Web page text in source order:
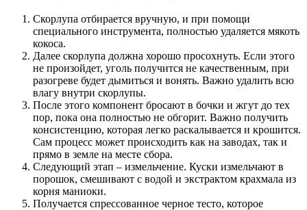
Скорлупа отбирается вручную, и при помощи
специального инструмента, полностью удаляется мякоть
кокоса.
Далее скорлупа должна хорошо просохнуть. Если этого
не произойдет, уголь получится не качественным, при
разогреве будет дымиться и вонять. Важно удалить всю
влагу внутри скорлупы.
После этого компонент бросают в бочки и жгут до тех
пор, пока она полностью не обгорит. Важно получить
консистенцию, которая легко раскалывается и крошится.
Сам процесс может происходить как на заводах, так и
прямо в земле на месте сбора.
Следующий этап – измельчение. Куски измельчают в
порошок, смешивают с водой и экстрактом крахмала из
корня маниоки.
Получается спрессованное черное тесто, которое